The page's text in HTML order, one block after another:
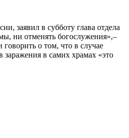
заявил в субботу глава отдела
ни отменять богослужения»,–
о том, что в случае
в самих храмах «это